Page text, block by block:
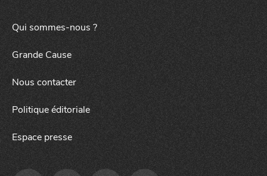
Qui sommes-nous ?
Grande Cause
Nous contacter
Politique éditoriale
Espace presse